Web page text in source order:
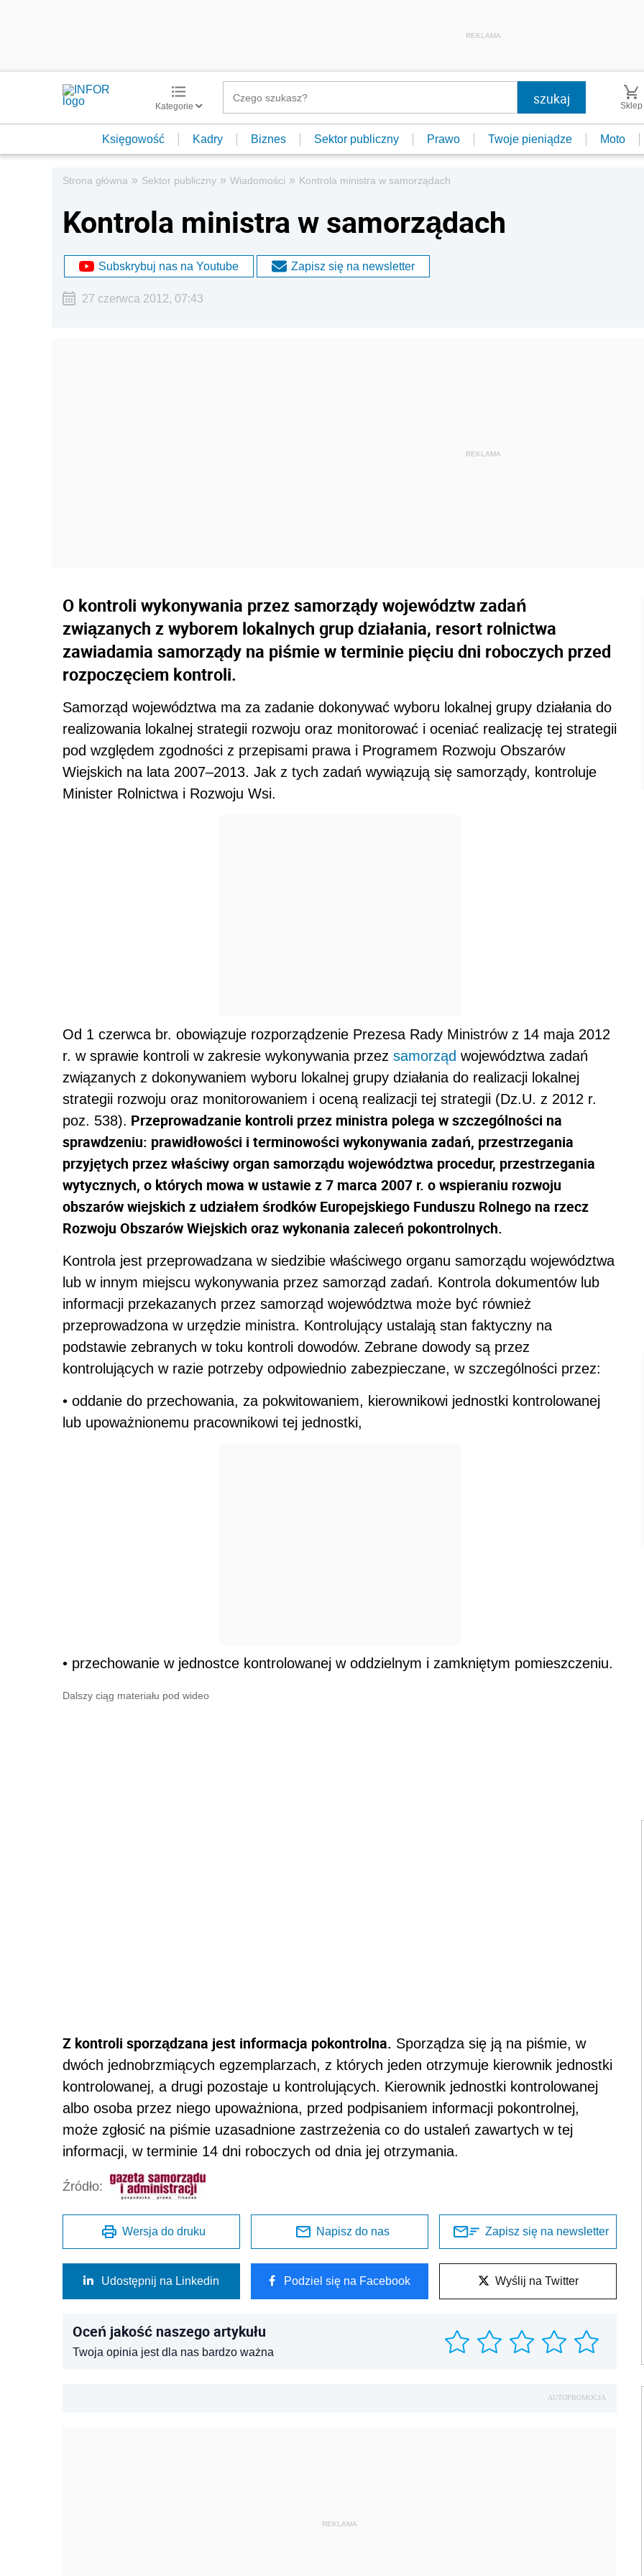
REKLAMA
Kategorie Sklep
Księgowość Kadry Biznes Sektor publiczny Prawo Twoje pieniądze Moto
Strona główna » Sektor publiczny » Wiadomości » Kontrola ministra w samorządach
Kontrola ministra w samorządach
Subskrybuj nas na Youtube Zapisz się na newsletter
27 czerwca 2012, 07:43
O kontroli wykonywania przez samorządy województw zadań
związanych z wyborem lokalnych grup działania, resort rolnictwa
zawiadamia samorządy na piśmie w terminie pięciu dni roboczych przed
rozpoczęciem kontroli.
Samorząd województwa ma za zadanie dokonywać wyboru lokalnej grupy działania do
realizowania lokalnej strategii rozwoju oraz monitorować i oceniać realizację tej strategii
pod względem zgodności z przepisami prawa i Programem Rozwoju Obszarów
Wiejskich na lata 2007–2013. Jak z tych zadań wywiązują się samorządy, kontroluje
Minister Rolnictwa i Rozwoju Wsi.
Od 1 czerwca br. obowiązuje rozporządzenie Prezesa Rady Ministrów z 14 maja 2012
r. w sprawie kontroli w zakresie wykonywania przez samorząd województwa zadań
związanych z dokonywaniem wyboru lokalnej grupy działania do realizacji lokalnej
strategii rozwoju oraz monitorowaniem i oceną realizacji tej strategii (Dz.U. z 2012 r.
poz. 538). Przeprowadzanie kontroli przez ministra polega w szczególności na
sprawdzeniu: prawidłowości i terminowości wykonywania zadań, przestrzegania
przyjętych przez właściwy organ samorządu województwa procedur, przestrzegania
wytycznych, o których mowa w ustawie z 7 marca 2007 r. o wspieraniu rozwoju
obszarów wiejskich z udziałem środków Europejskiego Funduszu Rolnego na rzecz
Rozwoju Obszarów Wiejskich oraz wykonania zaleceń pokontrolnych.
Kontrola jest przeprowadzana w siedzibie właściwego organu samorządu województwa
lub w innym miejscu wykonywania przez samorząd zadań. Kontrola dokumentów lub
informacji przekazanych przez samorząd województwa może być również
przeprowadzona w urzędzie ministra. Kontrolujący ustalają stan faktyczny na
podstawie zebranych w toku kontroli dowodów. Zebrane dowody są przez
kontrolujących w razie potrzeby odpowiednio zabezpieczane, w szczególności przez:
• oddanie do przechowania, za pokwitowaniem, kierownikowi jednostki kontrolowanej
lub upoważnionemu pracownikowi tej jednostki,
• przechowanie w jednostce kontrolowanej w oddzielnym i zamkniętym pomieszczeniu.
Dalszy ciąg materiału pod wideo
Z kontroli sporządzana jest informacja pokontrolna. Sporządza się ją na piśmie, w
dwóch jednobrzmiących egzemplarzach, z których jeden otrzymuje kierownik jednostki
kontrolowanej, a drugi pozostaje u kontrolujących. Kierownik jednostki kontrolowanej
albo osoba przez niego upoważniona, przed podpisaniem informacji pokontrolnej,
może zgłosić na piśmie uzasadnione zastrzeżenia co do ustaleń zawartych w tej
informacji, w terminie 14 dni roboczych od dnia jej otrzymania.
Źródło:
Wersja do druku Napisz do nas Zapisz się na newsletter
Udostępnij na Linkedin Podziel się na Facebook Wyślij na Twitter
Oceń jakość naszego artykułu
Twoja opinia jest dla nas bardzo ważna
AUTOPROMOCJA
REKLAMA